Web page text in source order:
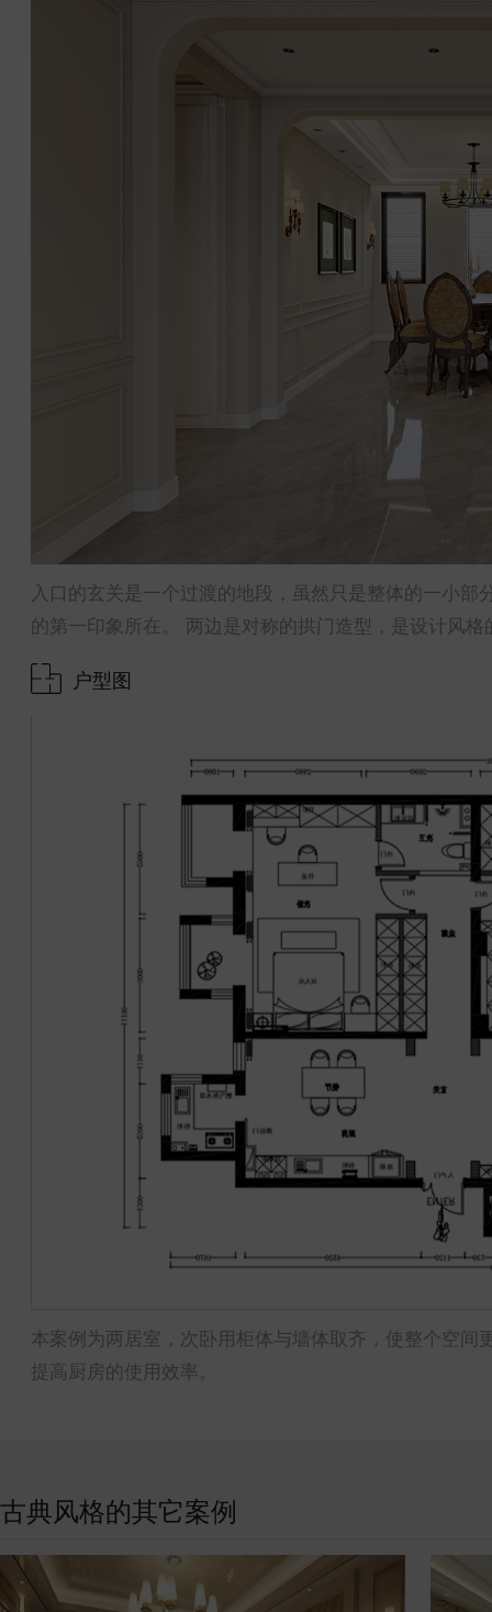
入口的玄关是一个过渡的地段，虽然只是整体的一小
的第一印象所在。 两边是对称的拱门造型，是设计风
户型图
本案例为两居室，次卧用柜体与墙体取齐，使整个空
提高厨房的使用效率。
古典风格的其它案例